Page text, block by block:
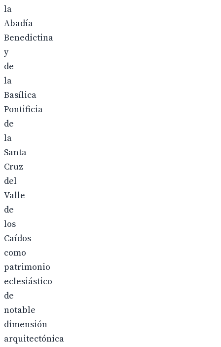
la
Abadía
Benedictina
y
de
la
Basílica
Pontificia
de
la
Santa
Cruz
del
Valle
de
los
Caídos
como
patrimonio
eclesiástico
de
notable
dimensión
arquitectónica